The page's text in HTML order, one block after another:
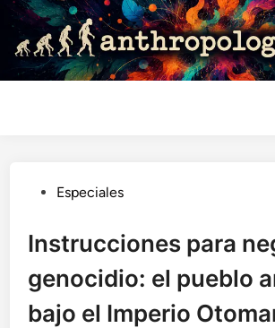
Saltar
contenido
Publicado
Especiales
Instrucciones para
genocidio: el pueblo
bajo el Imperio